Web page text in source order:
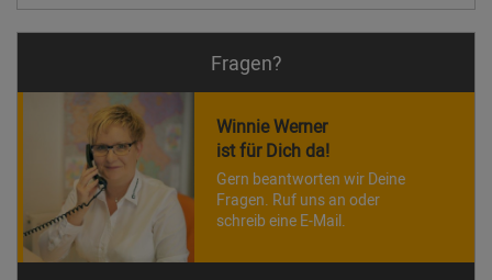
Fragen?
Winnie Werner
ist für Dich da!
Gern beantworten wir Deine
Fragen. Ruf uns an oder
schreib eine E-Mail.